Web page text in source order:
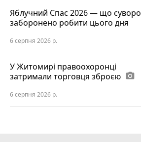
Яблучний Спас 2026 — що суворо
заборонено робити цього дня
6 серпня 2026 р.
У Житомирі правоохоронці
затримали торговця зброєю photo_camera
6 серпня 2026 р.